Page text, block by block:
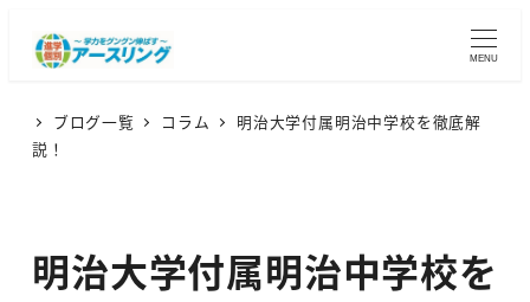
MENU
ブログ一覧 コラム
明治大学付属明治中学校を徹底解
説！
明治大学付属明治中学校を